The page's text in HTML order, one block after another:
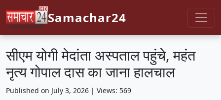
Samachar24
सीएम योगी मेदांता अस्पताल पहुंचे, महंत
नृत्य गोपाल दास का जाना हालचाल
Published on July 3, 2026 | Views: 569